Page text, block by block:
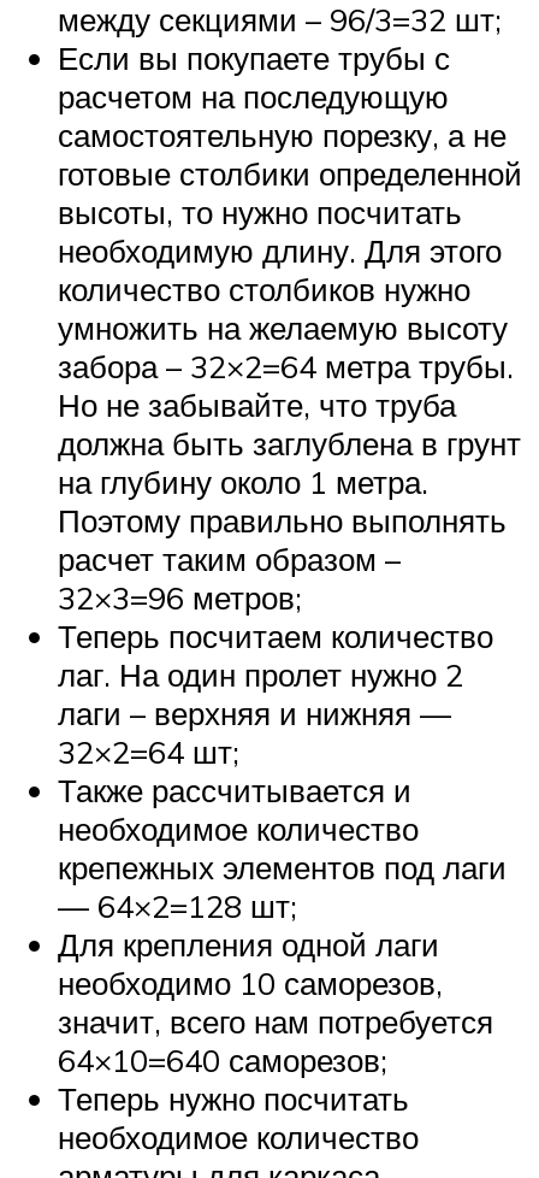
между секциями – 96/3=32 шт;
Если вы покупаете трубы с
расчетом на последующую
самостоятельную порезку, а не
готовые столбики определенной
высоты, то нужно посчитать
необходимую длину. Для этого
количество столбиков нужно
умножить на желаемую высоту
забора – 32×2=64 метра трубы.
Но не забывайте, что труба
должна быть заглублена в грунт
на глубину около 1 метра.
Поэтому правильно выполнять
расчет таким образом –
32×3=96 метров;
Теперь посчитаем количество
лаг. На один пролет нужно 2
лаги – верхняя и нижняя —
32×2=64 шт;
Также рассчитывается и
необходимое количество
крепежных элементов под лаги
— 64×2=128 шт;
Для крепления одной лаги
необходимо 10 саморезов,
значит, всего нам потребуется
64×10=640 саморезов;
Теперь нужно посчитать
необходимое количество